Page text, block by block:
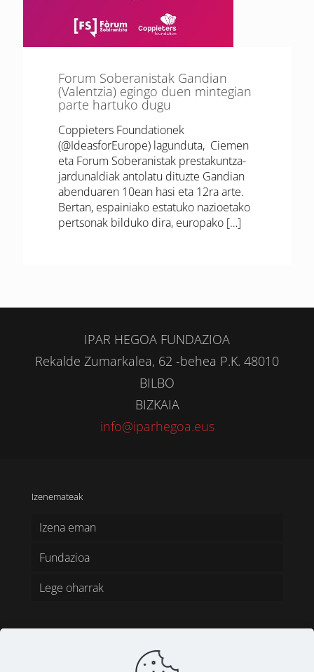
Forum Soberanistak Gandian
(Valentzia) egingo duen mintegian
parte hartuko dugu
Coppieters Foundationek
(@IdeasforEurope) lagunduta, Ciemen
eta Forum Soberanistak prestakuntza-
jardunaldiak antolatu dituzte Gandian
abenduaren 10ean hasi eta 12ra arte.
Bertan, espainiako estatuko nazioetako
pertsonak bilduko dira, europako […]
IPAR HEGOA FUNDAZIOA
Rekalde Zumarkalea, 62 -behea P.K. 48010
BILBO
BIZKAIA
info@iparhegoa.eus
Izenemateak
Izena eman
Fundazioa
Lege oharrak